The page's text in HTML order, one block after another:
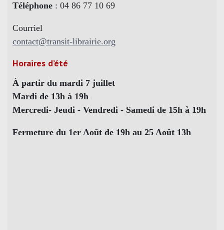
Téléphone : 04 86 77 10 69
Courriel
contact@transit-librairie.org
Horaires d’été
À partir du mardi 7 juillet
Mardi de 13h à 19h
Mercredi- Jeudi - Vendredi - Samedi de 15h à 19h
Fermeture du 1er Août de 19h au 25 Août 13h